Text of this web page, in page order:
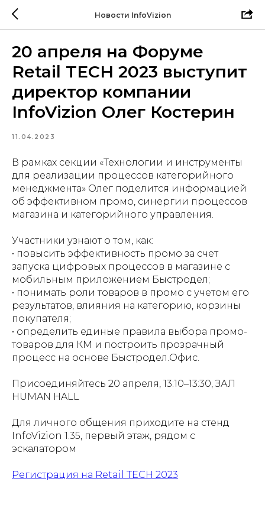
Новости InfoVizion
20 апреля на Форуме
Retail TECH 2023 выступит
директор компании
InfoVizion Олег Костерин
11.04.2023
В рамках секции «Технологии и инструменты
для реализации процессов категорийного
менеджмента» Олег поделится информацией
об эффективном промо, синергии процессов
магазина и категорийного управления.
Участники узнают о том, как:
• повысить эффективность промо за счет
запуска цифровых процессов в магазине с
мобильным приложением Быстродел;
• понимать роли товаров в промо с учетом его
результатов, влияния на категорию, корзины
покупателя;
• определить единые правила выбора промо-
товаров для КМ и построить прозрачный
процесс на основе Быстродел.Офис.
Присоединяйтесь 20 апреля, 13:10–13:30, ЗАЛ
HUMAN HALL
Для личного общения приходите на стенд
InfoVizion 1.35, первый этаж, рядом с
эскалатором
Регистрация на Retail TECH 2023